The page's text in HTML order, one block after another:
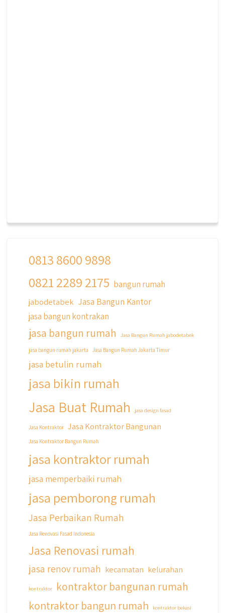
0813 8600 9898
0821 2289 2175 bangun rumah
jabodetabek Jasa Bangun Kantor
jasa bangun kontrakan
jasa bangun rumah Jasa Bangun Rumah jabodetabek
jasa bangun rumah jakarta Jasa Bangun Rumah Jakarta Timur
jasa betulin rumah
jasa bikin rumah
Jasa Buat Rumah jasa design fasad
Jasa Kontraktor Jasa Kontraktor Bangunan
Jasa Kontraktor Bangun Rumah
jasa kontraktor rumah
jasa memperbaiki rumah
jasa pemborong rumah
Jasa Perbaikan Rumah
Jasa Renovasi Fasad Indonesia
Jasa Renovasi rumah
jasa renov rumah kecamatan kelurahan
kontraktor
kontraktor bangunan rumah
kontraktor bangun rumah
kontraktor bekasi